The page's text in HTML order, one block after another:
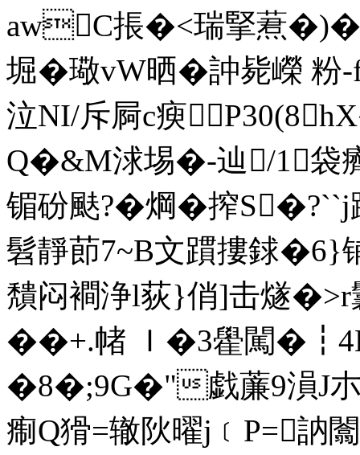
awC掁�<瑞掔蔒
堀�璥vW晒�訲毙嶸 粉
泣NI/斥屙c瘐
Q�&M浗埸�-辿/1袋癠
镅砏颫?�焵�搾
髫靜莭7~B文躀摟銶�6}
穨闷襇浄l荻}俏]击燧�
��+.帾 Ｉ�3雤闖
�8�;9G�"戯薕9溳J
痸Q猾=辙阦曜j﹝P=訥